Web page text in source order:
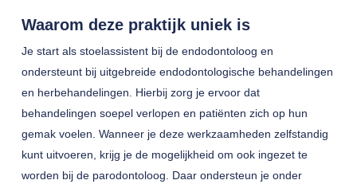
Waarom deze praktijk uniek is
Je start als stoelassistent bij de endodontoloog en
ondersteunt bij uitgebreide endodontologische behandelingen
en herbehandelingen. Hierbij zorg je ervoor dat
behandelingen soepel verlopen en patiënten zich op hun
gemak voelen. Wanneer je deze werkzaamheden zelfstandig
kunt uitvoeren, krijg je de mogelijkheid om ook ingezet te
worden bij de parodontoloog. Daar ondersteun je onder